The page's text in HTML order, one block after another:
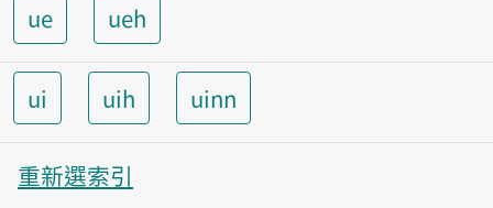
ue ueh
ui uih uinn
重新選索引